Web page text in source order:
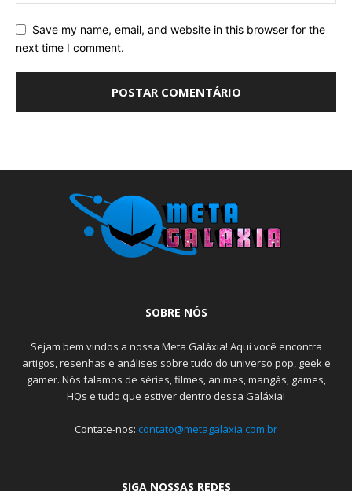
Save my name, email, and website in this browser for the
next time I comment.
SOBRE NÓS
Sejam bem vindos a nossa Meta Galáxia! Aqui você encontra
artigos, resenhas e análises sobre tudo do universo pop, geek e
gamer. Nós falamos de séries, filmes, animes, mangás, games,
HQs e tudo que estiver dentro dessa Galáxia!
Contate-nos: contato@metagalaxia.com.br
SIGA NOSSAS REDES